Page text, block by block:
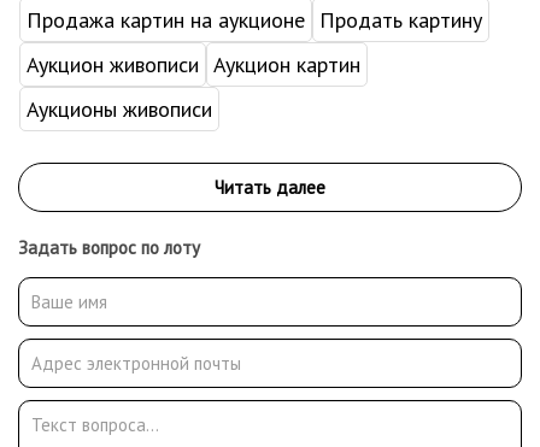
Продажа картин на аукционе
Продать картину
Аукцион живописи Аукцион картин
Аукционы живописи
Задать вопрос по лоту